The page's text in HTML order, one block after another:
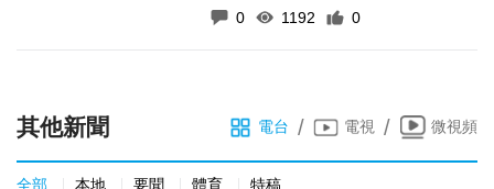
0
1192 0
其他新聞 電台 / 電視 / 微視頻
全部 本地 要聞 體育 特稿